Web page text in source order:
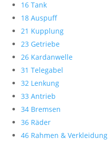
16 Tank
18 Auspuff
21 Kupplung
23 Getriebe
26 Kardanwelle
31 Telegabel
32 Lenkung
33 Antrieb
34 Bremsen
36 Räder
46 Rahmen & Verkleidung